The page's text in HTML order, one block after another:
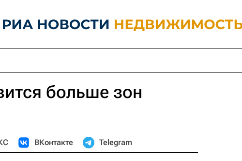
больше зон
ВКонтакте Telegram